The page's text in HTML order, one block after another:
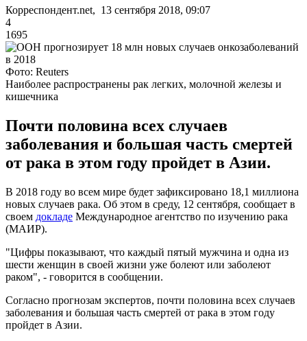
Корреспондент.net, 13 сентября 2018, 09:07
4
1695
Фото: Reuters
Наиболее распространены рак легких, молочной железы и
кишечника
Почти половина всех случаев
заболевания и большая часть смертей
от рака в этом году пройдет в Азии.
В 2018 году во всем мире будет зафиксировано 18,1 миллиона
новых случаев рака. Об этом в среду, 12 сентября, сообщает в
своем докладе Международное агентство по изучению рака
(МАИР).
"Цифры показывают, что каждый пятый мужчина и одна из
шести женщин в своей жизни уже болеют или заболеют
раком", - говорится в сообщении.
Согласно прогнозам экспертов, почти половина всех случаев
заболевания и большая часть смертей от рака в этом году
пройдет в Азии.